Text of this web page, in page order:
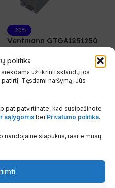
politika
užtikrinti sklandų jos
Tęsdami naršymą, Jūs
pat patvirtinate, kad susipažinote
sąlygomis bei Privatumo politika.
naudojame slapukus, rasite mūsų
-20%
Ventmann GTGA1251250
akustinė, 1.25 m, 125 mm, 1 ir
2 plyšiai
Plyšiniai difuzoriai, Priglaistomi
oro difuzoriai
Ventmann
difuzoriai
117.30